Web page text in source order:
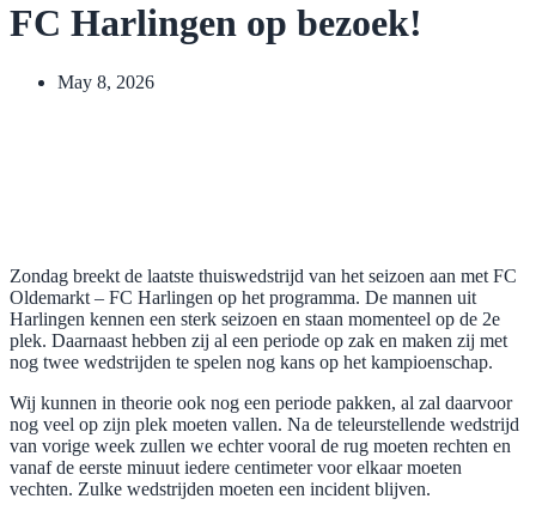
FC Harlingen op bezoek!
May 8, 2026
Zondag breekt de laatste thuiswedstrijd van het seizoen aan met FC
Oldemarkt – FC Harlingen op het programma. De mannen uit
Harlingen kennen een sterk seizoen en staan momenteel op de 2e
plek. Daarnaast hebben zij al een periode op zak en maken zij met
nog twee wedstrijden te spelen nog kans op het kampioenschap.
Wij kunnen in theorie ook nog een periode pakken, al zal daarvoor
nog veel op zijn plek moeten vallen. Na de teleurstellende wedstrijd
van vorige week zullen we echter vooral de rug moeten rechten en
vanaf de eerste minuut iedere centimeter voor elkaar moeten
vechten. Zulke wedstrijden moeten een incident blijven.